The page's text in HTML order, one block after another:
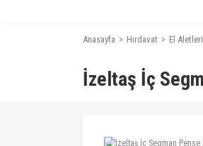
Anasayfa Hırdavat El Aletleri
İzeltaş İç